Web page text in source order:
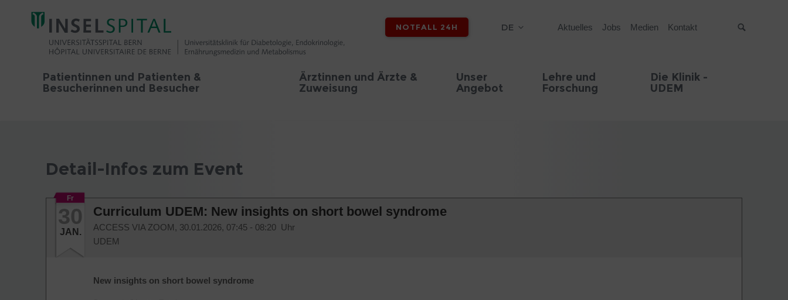
NOTFALL 24H DE Aktuelles Jobs Medien Kontakt
Patientinnen und Patienten &
Besucherinnen und Besucher
Ärztinnen und Ärzte &
Zuweisung
Unser
Angebot
Lehre und
Forschung
Die Klinik -
UDEM
Detail-Infos zum Event
Fr
30
JAN.
Curriculum UDEM: New insights on short bowel syndrome
ACCESS VIA ZOOM, 30.01.2026, 07:45 - 08:20 Uhr
UDEM
New insights on short bowel syndrome